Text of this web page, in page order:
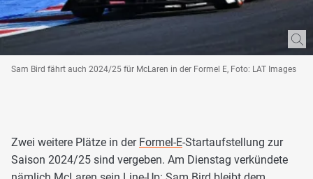
Sam Bird fährt auch 2024/25 für McLaren in der Formel E, Foto: LAT Images
Zwei weitere Plätze in der Formel-E-Startaufstellung zur
Saison 2024/25 sind vergeben. Am Dienstag verkündete